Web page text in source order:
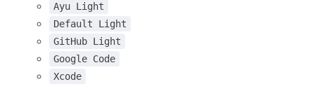
Ayu Light
Default Light
GitHub Light
Google Code
Xcode